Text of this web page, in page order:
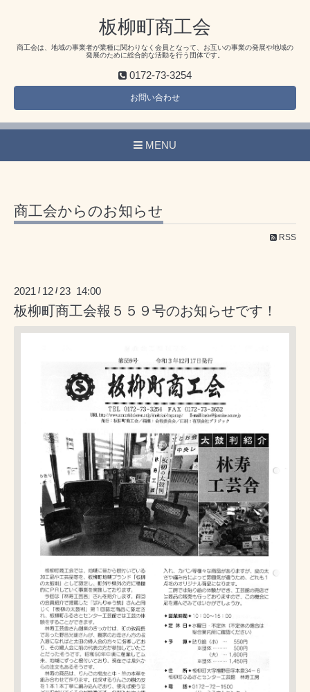
板柳町商工会
商工会は、地域の事業者が業種に関わりなく会員となって、お互いの事業の発展や地域の
発展のために総合的な活動を行う団体です。
0172-73-3254
お問い合わせ
MENU
商工会からのお知らせ
RSS
2021 / 12 / 23 14:00
板柳町商工会報５５９号のお知らせです！